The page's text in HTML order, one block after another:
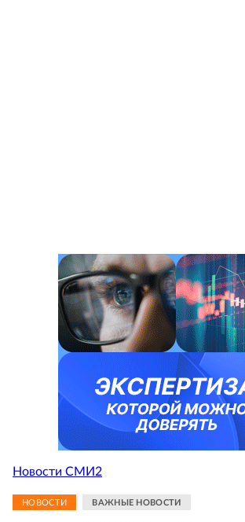
Новости СМИ2
НОВОСТИ ВАЖНЫЕ НОВОСТИ